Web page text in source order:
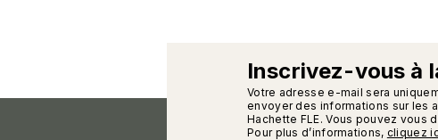
Inscrivez-vous à
Votre adresse e-mail sera
envoyer des informations sur les
Hachette FLE. Vous pouvez vous
Pour plus d’informations, cliquez